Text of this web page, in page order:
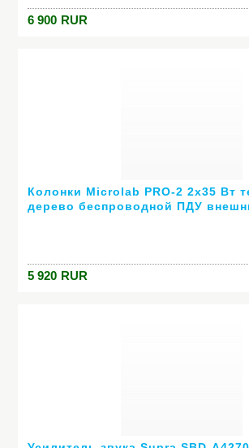
6 900 RUR
Колонки Microlab PRO-2 2х35 Вт
дерево беспроводной ПДУ
5 920 RUR